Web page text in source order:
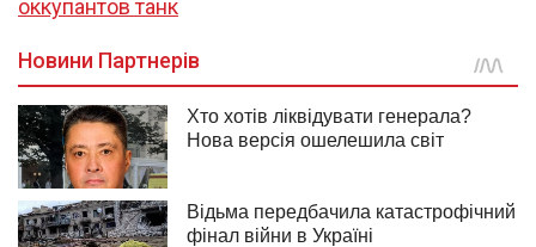
оккупантов танк